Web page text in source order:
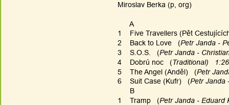
Miroslav Berka (p, org)
      A
1    Five Travellers (Pět
2    Back to Love   (Petr Janda -
3    S.O.S.   (Petr Janda -
4    Dobrú noc   (Traditional)   1:26
5    The Angel (Anděl)   (Petr
6    Suit Case (Kufr)   (Petr Janda
      B
1    Tramp   (Petr Janda - Eduard